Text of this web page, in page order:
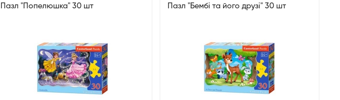
Пазл "Попелюшка" 30 шт Пазл "Бембі та його друзі" 30 шт